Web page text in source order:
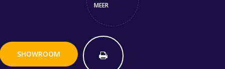
MEER
SHOWROOM